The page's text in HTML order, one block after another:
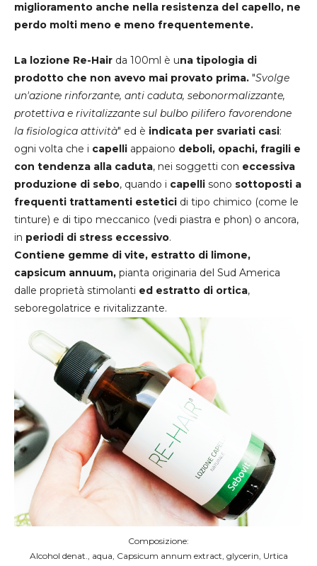
miglioramento anche nella resistenza del capello, ne
perdo molti meno e meno frequentemente.
La lozione Re-Hair da 100ml è una tipologia di
prodotto che non avevo mai provato prima. "Svolge
un'azione rinforzante, anti caduta, sebonormalizzante,
protettiva e rivitalizzante sul bulbo pilifero favorendone
la fisiologica attività" ed è indicata per svariati casi:
ogni volta che i capelli appaiono deboli, opachi, fragili e
con tendenza alla caduta, nei soggetti con eccessiva
produzione di sebo, quando i capelli sono sottoposti a
frequenti trattamenti estetici di tipo chimico (come le
tinture) e di tipo meccanico (vedi piastra e phon) o ancora,
in periodi di stress eccessivo.
Contiene gemme di vite, estratto di limone,
capsicum annuum, pianta originaria del Sud America
dalle proprietà stimolanti ed estratto di ortica,
seboregolatrice e rivitalizzante.
Composizione:
Alcohol denat., aqua, Capsicum annum extract, glycerin, Urtica